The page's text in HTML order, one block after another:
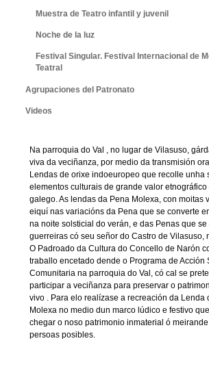
Muestra de Teatro infantil y juvenil
Noche de la luz
Festival Singular. Festival Internacional de
Teatral
Agrupaciones del Patronato
Videos
Na parroquia do Val , no lugar de Vilasuso,
viva da veciñanza, por medio da transmisión
Lendas de orixe indoeuropeo que recolle unha
elementos culturais de grande valor
galego. As lendas da Pena Molexa, con moitas
eiquí nas variacións da Pena que se converte
na noite solsticial do verán, e das Penas que se
guerreiras có seu señor do Castro de Vilasuso,
O Padroado da Cultura do Concello de Narón
traballo encetado dende o Programa de Acción
Comunitaria na parroquia do Val, có cal se
participar a veciñanza para preservar o
vivo . Para elo realízase a recreación da Lenda
Molexa no medio dun marco lúdico e festivo
chegar o noso patrimonio inmaterial ó
persoas posibles.